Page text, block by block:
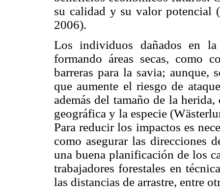
su calidad y su valor potencial
2006).
Los individuos dañados en
formando áreas secas, como
barreras para la savia; aunque,
que aumente el riesgo de
además del tamaño de la
geográfica y la especie
Para reducir los impactos es
como asegurar las direcciones
una buena planificación de los
trabajadores forestales en
las distancias de arrastre, entre